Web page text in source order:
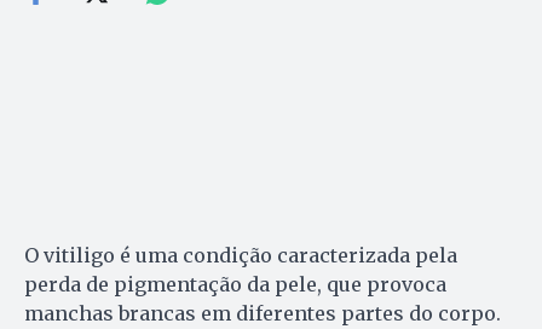
O vitiligo é uma condição caracterizada pela
perda de pigmentação da pele, que provoca
manchas brancas em diferentes partes do corpo.